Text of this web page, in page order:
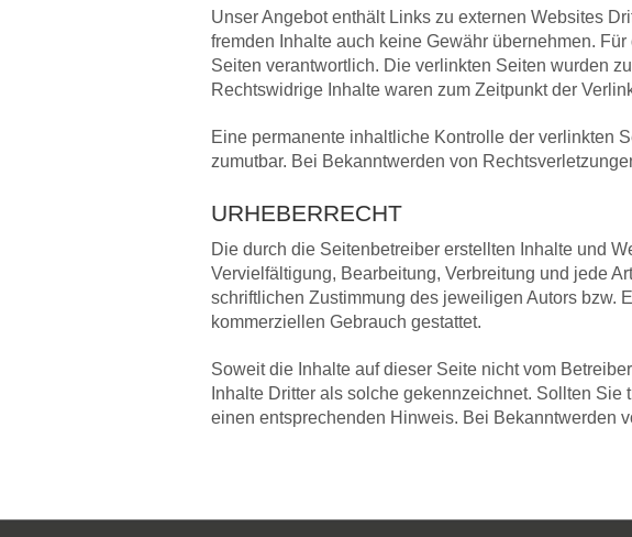
Unser Angebot enthält Links zu externen Websites
fremden Inhalte auch keine Gewähr übernehmen.
Seiten verantwortlich. Die verlinkten Seiten wurden
Rechtswidrige Inhalte waren zum Zeitpunkt der
Eine permanente inhaltliche Kontrolle der verlinkten
zumutbar. Bei Bekanntwerden von
URHEBERRECHT
Die durch die Seitenbetreiber erstellten Inhalte und
Vervielfältigung, Bearbeitung, Verbreitung und jede
schriftlichen Zustimmung des jeweiligen Autors bzw.
kommerziellen Gebrauch gestattet.
Soweit die Inhalte auf dieser Seite nicht vom
Inhalte Dritter als solche gekennzeichnet. Sollten
einen entsprechenden Hinweis. Bei Bekanntwerden